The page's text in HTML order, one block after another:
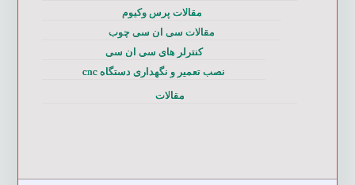
مقالات پرس وکیوم
مقالات سی ان سی چوب
کنترلر های سی ان سی
نصب تعمیر و نگهداری دستگاه cnc
مقالات